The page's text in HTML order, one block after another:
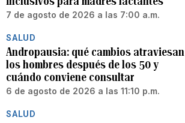
7 de agosto de 2026 a las 7:00 a.m.
SALUD
Andropausia: qué cambios atraviesan
los hombres después de los 50 y
cuándo conviene consultar
6 de agosto de 2026 a las 11:10 p.m.
SALUD